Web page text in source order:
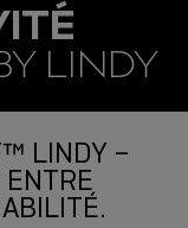
LINDY
LINDY –